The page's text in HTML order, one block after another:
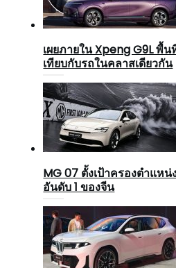
เผยภายใน Xpeng G9L พื้
เทียบกับรถในคลาสเดียวกัน
MG 07 ตั้งเป้าครองตำแห
อันดับ 1 ของจีน